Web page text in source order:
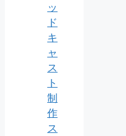
ッ
ド
キ
ャ
ス
ト
制
作
ス